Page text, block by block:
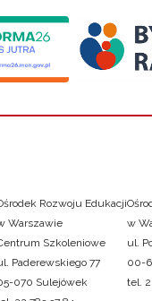
Rozwoju Edukacji
Warszawie
Szkoleniowe
Paderewskiego 77
070 Sulejówek
w
ul.
00-
tel.